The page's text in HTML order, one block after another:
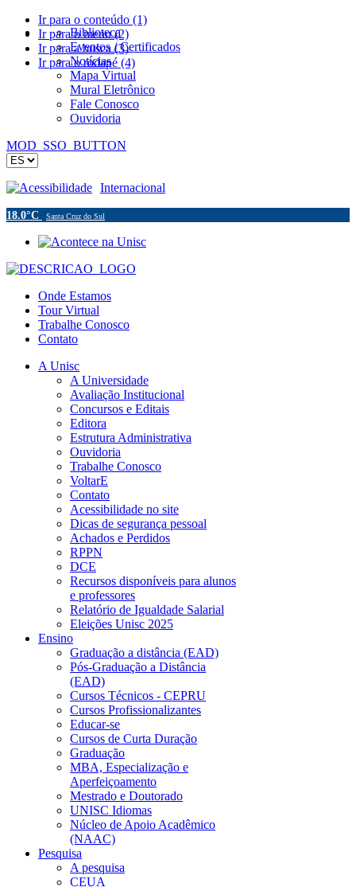
Ir para o conteúdo (1)
Ir para o menu (2)
Ir para a busca (3)
Ir para o rodapé (4)
Biblioteca
Eventos / Certificados
Notícias
Mapa Virtual
Mural Eletrônico
Fale Conosco
Ouvidoria
MOD_SSO_BUTTON
Acessibilidade Internacional
18.0°C Santa Cruz do Sul
Onde Estamos
Tour Virtual
Trabalhe Conosco
Contato
A Unisc
A Universidade
Avaliação Institucional
Concursos e Editais
Editora
Estrutura Administrativa
Ouvidoria
Trabalhe Conosco
VoltarE
Contato
Acessibilidade no site
Dicas de segurança pessoal
Achados e Perdidos
RPPN
DCE
Recursos disponíveis para alunos
e professores
Relatório de Igualdade Salarial
Eleições Unisc 2025
Ensino
Graduação a distância (EAD)
Pós-Graduação a Distância
(EAD)
Cursos Técnicos - CEPRU
Cursos Profissionalizantes
Educar-se
Cursos de Curta Duração
Graduação
MBA, Especialização e
Aperfeiçoamento
Mestrado e Doutorado
UNISC Idiomas
Núcleo de Apoio Acadêmico
(NAAC)
Pesquisa
A pesquisa
CEUA